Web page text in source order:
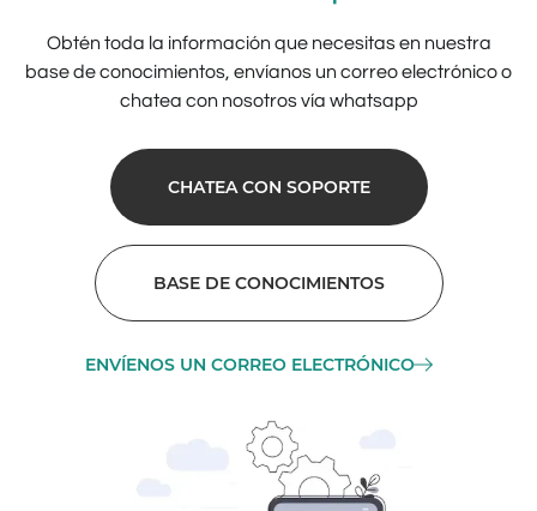
Obtén toda la información que necesitas en nuestra
base de conocimientos, envíanos un correo electrónico o
chatea con nosotros vía whatsapp
CHATEA CON SOPORTE
BASE DE CONOCIMIENTOS
ENVÍENOS UN CORREO ELECTRÓNICO